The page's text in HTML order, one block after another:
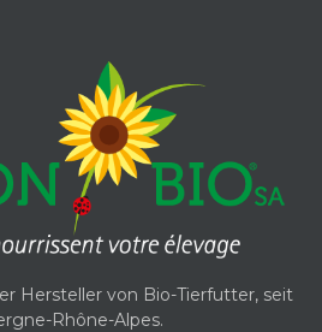
Hersteller von Bio-Tierfutter, seit
Rhône-Alpes.